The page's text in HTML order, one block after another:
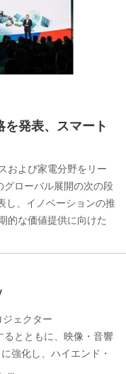
発表、スマート
および家電分野をリー
グローバル展開の次の段
し、イノベーションの推
的な価値提供に向けた
ェクター
るとともに、映像・音響
強化し、ハイエンド・
...